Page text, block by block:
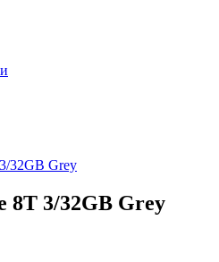
32GB Grey
8T 3/32GB Grey